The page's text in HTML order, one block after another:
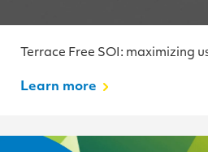
Terrace Free SOI: maximizing
Learn more